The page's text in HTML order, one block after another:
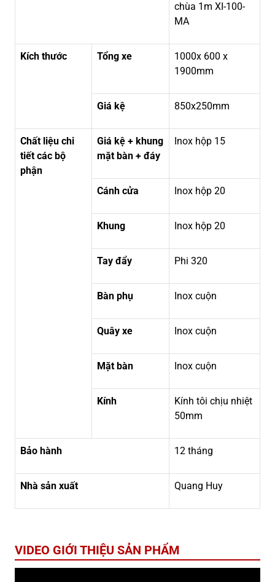
chùa 1m XI-100-
MA
Kích thước Tổng xe
1000x 600 x
1900mm
Giá kệ 850x250mm
Chất liệu chi
tiết các bộ
phận
Giá kệ + khung
mặt bàn + đáy
Inox hộp 15
Cánh cửa Inox hộp 20
Khung Inox hộp 20
Tay đẩy Phi 320
Bàn phụ Inox cuộn
Quây xe Inox cuộn
Mặt bàn Inox cuộn
Kính
Kính tôi chịu nhiệt
50mm
Bảo hành 12 tháng
Nhà sản xuất Quang Huy
VIDEO GIỚI THIỆU SẢN PHẨM